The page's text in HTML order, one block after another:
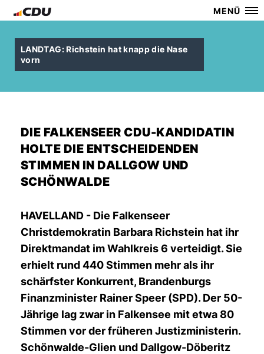
MENÜ
LANDTAG: Richstein hat knapp die Nase
vorn
DIE FALKENSEER CDU-KANDIDATIN
HOLTE DIE ENTSCHEIDENDEN
STIMMEN IN DALLGOW UND
SCHÖNWALDE
HAVELLAND - Die Falkenseer
Christdemokratin Barbara Richstein hat ihr
Direktmandat im Wahlkreis 6 verteidigt. Sie
erhielt rund 440 Stimmen mehr als ihr
schärfster Konkurrent, Brandenburgs
Finanzminister Rainer Speer (SPD). Der 50-
Jährige lag zwar in Falkensee mit etwa 80
Stimmen vor der früheren Justizministerin.
Schönwalde-Glien und Dallgow-Döberitz